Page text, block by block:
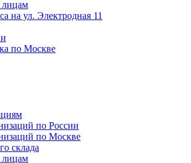
лицам
на ул. Электродная 11
по Москве
по России
по Москве
склада
лицам